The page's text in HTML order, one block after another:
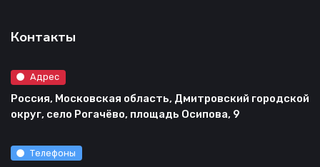
Контакты
Адрес
Россия, Московская область, Дмитровский городской
округ, село Рогачёво, площадь Осипова, 9
Телефоны